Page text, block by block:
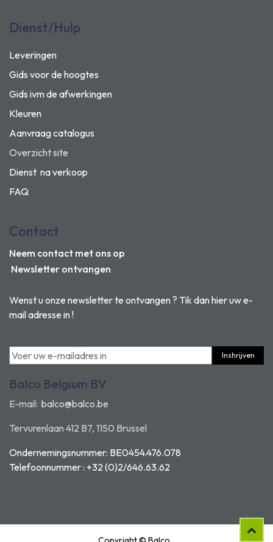
Dienst/Hulp
Leveringen
Gids voor de hoogtes
Gids ivm de afwerkingen
Kleuren
Aanvraag catalogus
Overzicht site
Dienst na verkoop
FAQ
Wenst u onze newsletter te ontvangen ? Tik dan hier uw e-
mail adresse in !
Inshrijven
Balco Belgium BV
E-mail: balco@balco.be
Tervurenlaan 412 B7, 1150 Brussel
Ondernemingsnummer: BE0454.476.078
Telefoonnummer : +32 (0)2/646.63.62
Contact
Neem contact met ons op
Newsletter ontvangen